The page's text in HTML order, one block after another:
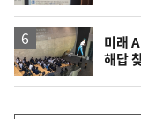
미래
해답